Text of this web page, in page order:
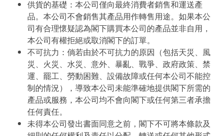
供貨的基礎：本公司僅向最終消費者銷售和運送產
品。本公司不會銷售其產品用作轉售用途。如果本公
司有合理懷疑認為閣下購買本公司的產品並非自用，
本公司有權拒絕或取消閣下的訂單。
不可抗力：倘若由於不可抗力的原因（包括天災、風
災、火災、水災、意外、暴亂、戰爭、政府政策、禁
運、罷工、勞動困難、設備故障或任何本公司不能控
制的情況），導致本公司未能準確地提供閣下所需的
產品或服務，本公司均不會向閣下或任何第三者承擔
任何責任。
未得本公司發出書面同意之前，閣下不可將本條款及